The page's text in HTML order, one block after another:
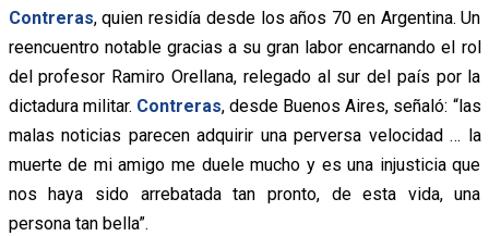
Contreras, quien residía desde los años 70 en Argentina. Un
reencuentro notable gracias a su gran labor encarnando el rol
del profesor Ramiro Orellana, relegado al sur del país por la
dictadura militar. Contreras, desde Buenos Aires, señaló: “las
malas noticias parecen adquirir una perversa velocidad … la
muerte de mi amigo me duele mucho y es una injusticia que
nos haya sido arrebatada tan pronto, de esta vida, una
persona tan bella”.